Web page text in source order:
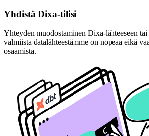
Yhdistä Dixa-tilisi
Yhteyden muodostaminen Dixa-lähteeseen
valmiista datalähteestämme on nopeaa eikä
osaamista.